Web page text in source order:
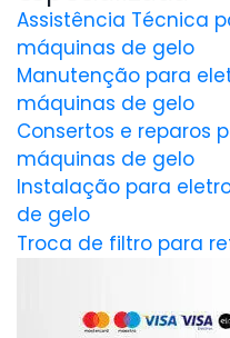
Assistência Técnica
máquinas de gelo
Manutenção para
máquinas de gelo
Consertos e reparos
máquinas de gelo
Instalação para
de gelo
Troca de filtro para